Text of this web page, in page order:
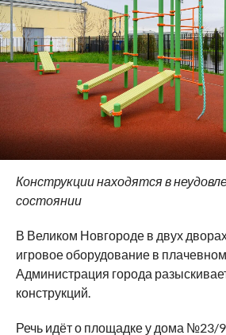
Конструкции находятся в
состоянии
В Великом Новгороде в двух
игровое оборудование в
Администрация города
конструкций.
Речь идёт о площадке у дома №23/